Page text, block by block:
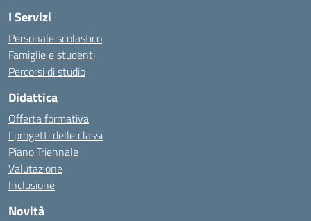
I Servizi
Personale scolastico
Famiglie e studenti
Percorsi di studio
Didattica
Offerta formativa
I progetti delle classi
Piano Triennale
Valutazione
Inclusione
Novità